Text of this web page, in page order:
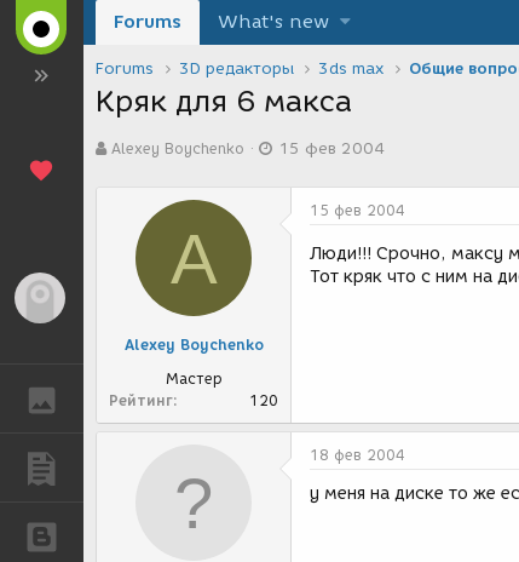
ГАЛЕРЕЯ
Forums What's new
Forums 3D редакторы 3ds max Общие
Кряк для 6 макса
в
Alexey Boychenko
а
15 фев 2004
A
Alexey Boychenko
Мастер
Рейтинг
120
15 фев 2004
Люди!!! Срочно, максу
Тот кряк что с ним на
18 фев 2004
у меня на диске то же